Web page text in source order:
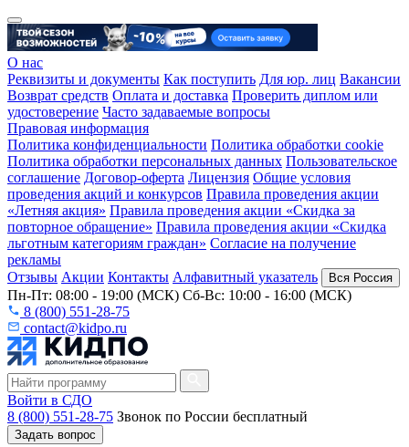
О нас
Реквизиты и документы Как поступить Для юр. лиц Вакансии
Возврат средств Оплата и доставка Проверить диплом или
удостоверение Часто задаваемые вопросы
Правовая информация
Политика конфиденциальности Политика обработки cookie
Политика обработки персональных данных Пользовательское
соглашение Договор-оферта Лицензия Общие условия
проведения акций и конкурсов Правила проведения акции
«Летняя акция» Правила проведения акции «Скидка за
повторное обращение» Правила проведения акции «Скидка
льготным категориям граждан» Согласие на получение
рекламы
Отзывы Акции Контакты Алфавитный указатель Вся Россия
Пн-Пт: 08:00 - 19:00 (МСК) Сб-Вс: 10:00 - 16:00 (МСК)
8 (800) 551-28-75
contact@kidpo.ru
Войти в СДО
8 (800) 551-28-75 Звонок по России бесплатный
Задать вопрос